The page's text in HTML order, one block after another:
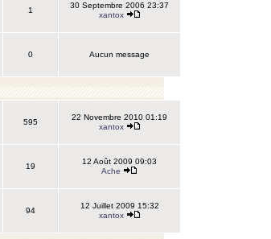
1
30 Septembre 2006 23:37
xantox
0 Aucun message
595
22 Novembre 2010 01:19
xantox
19
12 Août 2009 09:03
Ache
94
12 Juillet 2009 15:32
xantox